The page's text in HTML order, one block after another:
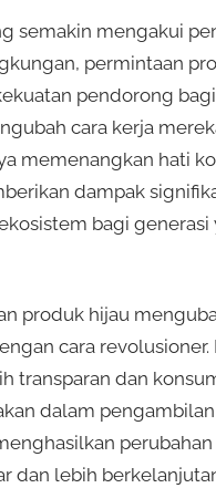
semakin mengakui
permintaan
pendorong
cara kerja
memenangkan hati
dampak
bagi generasi
produk hijau
cara
transparan dan
dalam
dan lebih